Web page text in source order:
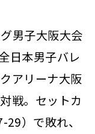
男子大阪大会
日本男子バレ
アリーナ大阪
戦。セットカ
）で敗れ、